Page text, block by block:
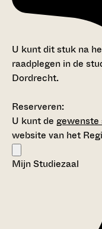
U kunt dit stuk na
raadplegen in de
Dordrecht.
Reserveren:
U kunt de
website van het
Mijn Studiezaal